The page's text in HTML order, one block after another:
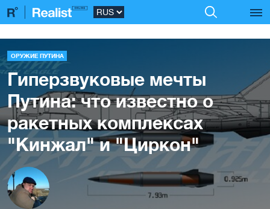
ОРУЖИЕ ПУТИНА
Гиперзвуковые мечты
Путина: что известно о
ракетных комплексах
"Кинжал" и "Циркон"